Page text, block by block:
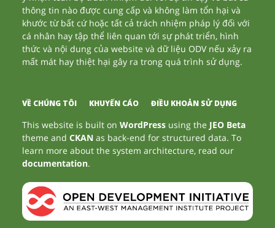
thông tin nào được cung cấp và không làm tổn hại và
khước từ bất cứ hoặc tất cả trách nhiệm pháp lý đối với
cá nhân hay tập thể liên quan tới sự phát triển, hình
thức và nội dung của website và dữ liệu ODV nếu xảy ra
mất mát hay thiệt hại gây ra trong quá trình sử dụng.
VỀ CHÚNG TÔI KHUYẾN CÁO ĐIỀU KHOẢN SỬ DỤNG
This website is built onWordPress using the JEO Beta
theme andCKAN as back-end for structured data. To
learn more about the system architecture, read our
documentation.